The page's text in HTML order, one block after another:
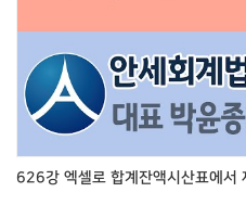
626강 엑셀로 합계잔액시산표에서